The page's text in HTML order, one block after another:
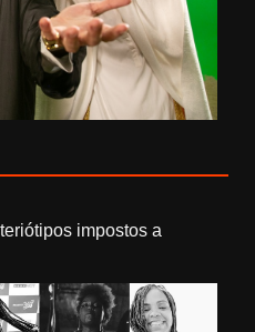
impostos a